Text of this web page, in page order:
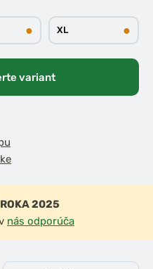
● XL ●
variant
2025
nás odporúča